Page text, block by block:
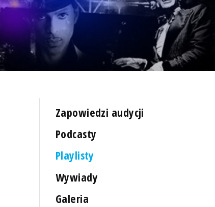
Zapowiedzi audycji
Podcasty
Playlisty
Wywiady
Galeria